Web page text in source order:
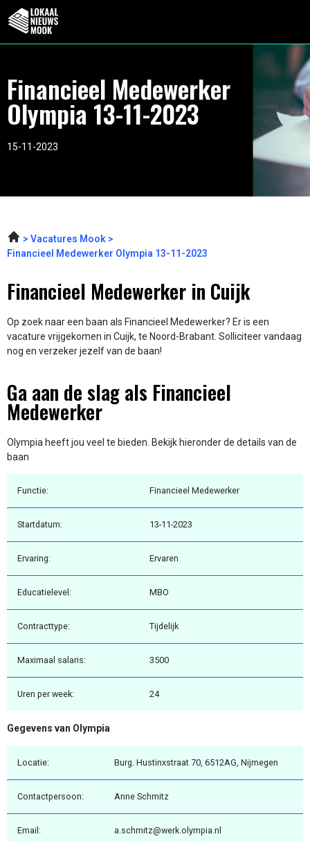
Financieel Medewerker
Olympia 13-11-2023
15-11-2023
Vacatures Mook
Financieel Medewerker Olympia 13-11-2023
Financieel Medewerker in Cuijk
Op zoek naar een baan als Financieel Medewerker? Er is een
vacature vrijgekomen in Cuijk, te Noord-Brabant. Solliciteer vandaag
nog en verzeker jezelf van de baan!
Ga aan de slag als Financieel
Medewerker
Olympia heeft jou veel te bieden. Bekijk hieronder de details van de
baan
Functie: Financieel Medewerker
Startdatum: 13-11-2023
Ervaring: Ervaren
Educatielevel: MBO
Contracttype: Tijdelijk
Maximaal salaris: 3500
Uren per week: 24
Gegevens van Olympia
Locatie: Burg. Hustinxstraat 70, 6512AG, Nijmegen
Contactpersoon: Anne Schmitz
Email: a.schmitz@werk.olympia.nl